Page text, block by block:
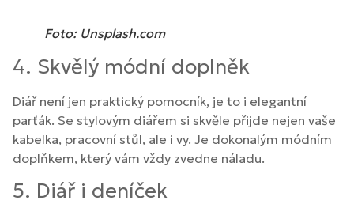
Foto: Unsplash.com
4. Skvělý módní doplněk
Diář není jen praktický pomocník, je to i elegantní
parťák. Se stylovým diářem si skvěle přijde nejen vaše
kabelka, pracovní stůl, ale i vy. Je dokonalým módním
doplňkem, který vám vždy zvedne náladu.
5. Diář i deníček